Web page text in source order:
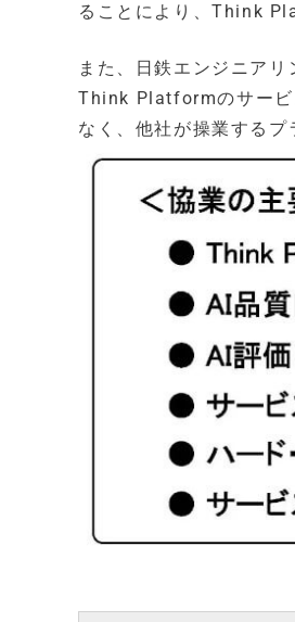
ることにより、Think
また、日鉄エンジニア
Think Platformのサービ
なく、他社が操業するプ